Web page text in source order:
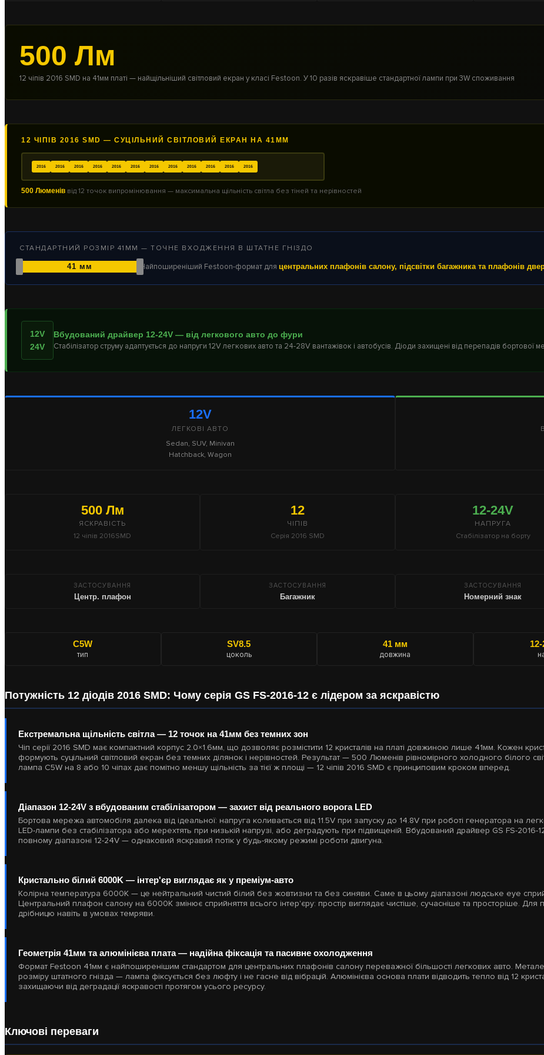
500 Лм
12 чіпів 2016 SMD на 41мм платі — найщільніший світловий екран у класі Festoon. У 10 разів яскравіше стандартної лампи при 3W споживання
12 ЧІПІВ 2016 SMD — СУЦІЛЬНИЙ СВІТЛОВИЙ ЕКРАН НА 41ММ
2016 2016 2016 2016 2016 2016 2016 2016 2016 2016 2016 2016
500 Люменів від 12 точок випромінювання — максимальна щільність світла без тіней та нерівностей
СТАНДАРТНИЙ РОЗМІР 41ММ — ТОЧНЕ ВХОДЖЕННЯ В ШТАТНЕ ГНІЗДО
41 мм Найпоширеніший Festoon-формат для центральних плафонів салону, підсвітки багажника та плафонів
12V
24V
Вбудований драйвер 12-24V — від легкового авто до фури
Стабілізатор струму адаптується до напруги 12V легкових авто та 24-28V вантажівок і автобусів. Діоди захищені від перепадів
12V
ЛЕГКОВІ АВТО
Sedan, SUV, Minivan
Hatchback, Wagon
500 Лм
ЯСКРАВІСТЬ
12 чіпів 2016SMD
12
ЧІПІВ
Серія 2016 SMD
12-24V
НАПРУГА
Стабілізатор на борту
ЗАСТОСУВАННЯ
Центр. плафон
ЗАСТОСУВАННЯ
Багажник
ЗАСТОСУВАННЯ
Номерний знак
C5W
тип
SV8.5
цоколь
41 мм
довжина
Потужність 12 діодів 2016 SMD: Чому серія GS FS-2016-12 є лідером за яскравістю
Екстремальна щільність світла — 12 точок на 41мм без темних зон
Чіп серії 2016 SMD має компактний корпус 2.0×1.6мм, що дозволяє розмістити 12 кристалів на платі довжиною лише 41мм. Кожен
формують суцільний світловий екран без темних ділянок і нерівностей. Результат — 500 Люменів рівномірного холодного білого
лампа C5W на 8 або 10 чіпах дає помітно меншу щільність за тієї ж площі — 12 чіпів 2016 SMD є принциповим кроком вперед.
Діапазон 12-24V з вбудованим стабілізатором — захист від реального ворога LED
Бортова мережа автомобіля далека від ідеальної: напруга коливається від 11.5V при запуску до 14.8V при роботі генератора на
LED-лампи без стабілізатора або мерехтять при низькій напрузі, або деградують при підвищеній. Вбудований драйвер GS FS-2016-
повному діапазоні 12-24V — однаковий яскравий потік у будь-якому режимі роботи двигуна.
Кристально білий 6000K — інтер'єр виглядає як у преміум-авто
Колірна температура 6000K — це нейтральний чистий білий без жовтизни та без синяви. Саме в цьому діапазоні людське eye
Центральний плафон салону на 6000K змінює сприйняття всього інтер'єру: простір виглядає чистіше, сучасніше та просторіше.
дрібницю навіть в умовах темряви.
Геометрія 41мм та алюмінієва плата — надійна фіксація та пасивне охолодження
Формат Festoon 41мм є найпоширенішим стандартом для центральних плафонів салону переважної більшості легкових авто.
розміру штатного гнізда — лампа фіксується без люфту і не гасне від вібрацій. Алюмінієва основа плати відводить тепло від 12
захищаючи від деградації яскравості протягом усього ресурсу.
Ключові переваги